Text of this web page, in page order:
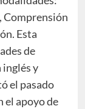
Comprensión
Esta
de
y
el pasado
el apoyo de